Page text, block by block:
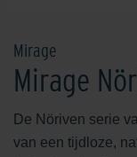
Mirage
Mirage
De Nöriven serie
van een tijdloze,